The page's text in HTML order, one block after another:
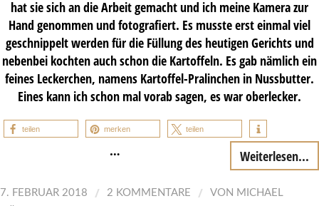
hat sie sich an die Arbeit gemacht und ich meine Kamera zur
Hand genommen und fotografiert. Es musste erst einmal viel
geschnippelt werden für die Füllung des heutigen Gerichts und
nebenbei kochten auch schon die Kartoffeln. Es gab nämlich ein
feines Leckerchen, namens Kartoffel-Pralinchen in Nussbutter.
Eines kann ich schon mal vorab sagen, es war oberlecker.
teilen merken teilen
… Weiterlesen...
7. FEBRUAR 2018 / 2 KOMMENTARE / VON MICHAEL